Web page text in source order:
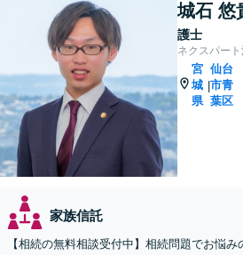
城石 悠
護士
ネクスパー
宮
城
県
|
仙台
市青
葉区
家族信託
【相続の無料相談受付中】相続問題でお悩